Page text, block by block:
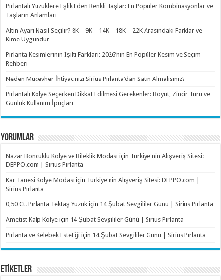
Pırlantalı Yüzüklere Eşlik Eden Renkli Taşlar: En Popüler Kombinasyonlar ve
Taşların Anlamları
Altın Ayarı Nasıl Seçilir? 8K – 9K – 14K – 18K – 22K Arasındaki Farklar ve
Kime Uygundur
Pırlanta Kesimlerinin Işıltı Farkları: 2026’nın En Popüler Kesim ve Seçim
Rehberi
Neden Mücevher İhtiyacınızı Sirius Pırlanta’dan Satın Almalısınız?
Pırlantalı Kolye Seçerken Dikkat Edilmesi Gerekenler: Boyut, Zincir Türü ve
Günlük Kullanım İpuçları
YORUMLAR
Nazar Boncuklu Kolye ve Bileklik Modası için Türkiye'nin Alışveriş Sitesi:
DEPPO.com | Sirius Pırlanta
Kar Tanesi Kolye Modası için Türkiye'nin Alışveriş Sitesi: DEPPO.com |
Sirius Pırlanta
0,50 Ct. Pırlanta Tektaş Yüzük için 14 Şubat Sevgililer Günü | Sirius Pırlanta
Ametist Kalp Kolye için 14 Şubat Sevgililer Günü | Sirius Pırlanta
Pırlanta ve Kelebek Estetiği için 14 Şubat Sevgililer Günü | Sirius Pırlanta
ETİKETLER